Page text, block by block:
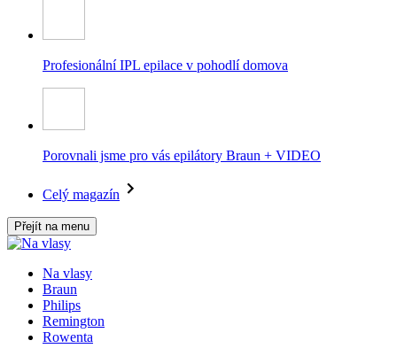
Profesionální IPL epilace v pohodlí domova
Porovnali jsme pro vás epilátory Braun + VIDEO
Celý magazín
Přejít na menu
Na vlasy
Braun
Philips
Remington
Rowenta